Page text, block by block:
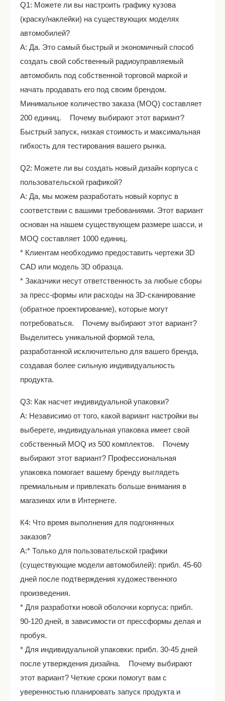
Q1: Можете ли вы настроить графику кузова
(краску/наклейки) на существующих моделях
автомобилей?
A: Да. Это самый быстрый и экономичный способ
создать свой собственный радиоуправляемый
автомобиль под собственной торговой маркой и
начать продавать его под своим брендом.
Минимальное количество заказа (MOQ) составляет
200 единиц. Почему выбирают этот вариант?
Быстрый запуск, низкая стоимость и максимальная
гибкость для тестирования вашего рынка.
Q2: Можете ли вы создать новый дизайн корпуса с
пользовательской графикой?
A: Да, мы можем разработать новый корпус в
соответствии с вашими требованиями. Этот вариант
основан на нашем существующем размере шасси, и
MOQ составляет 1000 единиц.
* Клиентам необходимо предоставить чертежи 3D
CAD или модель 3D образца.
* Заказчики несут ответственность за любые сборы
за пресс-формы или расходы на 3D-сканирование
(обратное проектирование), которые могут
потребоваться. Почему выбирают этот вариант?
Выделитесь уникальной формой тела,
разработанной исключительно для вашего бренда,
создавая более сильную индивидуальность
продукта.
Q3: Как насчет индивидуальной упаковки?
A: Независимо от того, какой вариант настройки вы
выберете, индивидуальная упаковка имеет свой
собственный MOQ из 500 комплектов. Почему
выбирают этот вариант? Профессиональная
упаковка помогает вашему бренду выглядеть
премиальным и привлекать больше внимания в
магазинах или в Интернете.
К4: Что время выполнения для подгонянных
заказов?
A:* Только для пользовательской графики
(существующие модели автомобилей): прибл. 45-60
дней после подтверждения художественного
произведения.
* Для разработки новой оболочки корпуса: прибл.
90-120 дней, в зависимости от прессформы делая и
пробуя.
* Для индивидуальной упаковки: прибл. 30-45 дней
после утверждения дизайна. Почему выбирают
этот вариант? Четкие сроки помогут вам с
уверенностью планировать запуск продукта и